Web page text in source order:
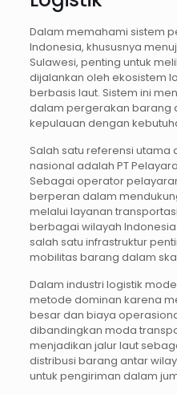
Dalam memahami sistem
Indonesia, khususnya
Sulawesi, penting untuk
dijalankan oleh ekosistem
berbasis laut. Sistem ini
dalam pergerakan barang
kepulauan dengan
Salah satu referensi utama
nasional adalah PT
Sebagai operator
berperan dalam
melalui layanan
berbagai wilayah
salah satu infrastruktur
mobilitas barang dalam
Dalam industri logistik
metode dominan karena
besar dan biaya
dibandingkan moda
menjadikan jalur laut
distribusi barang antar
untuk pengiriman dalam